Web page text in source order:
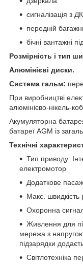
сигналізація з ДК
передній
бічні вантажні
Розмірність і тип
Алюмінієві диски.
Система гальм:
При виробництві
алюмінієво-нікель-
Акумуляторна
батареї AGM із
Технічні
Тип приводу:
електромотор
Додаткове
Макс. швидкість
Охоронна
Живлення для
мережа з
підзарядки
Світлотехніка